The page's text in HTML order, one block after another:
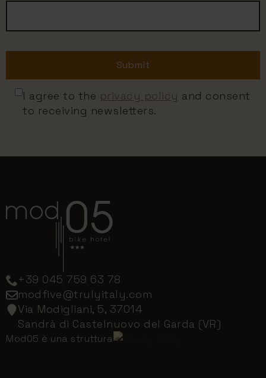
Submit
I agree to the privacy policy and consent
to receiving newsletters.
+39 045 759 63 78
modfive@trulyitaly.com
Via Modigliani, 5, 37014
Sandrà di Castelnuovo del Garda (VR)
Mod05 è una struttura